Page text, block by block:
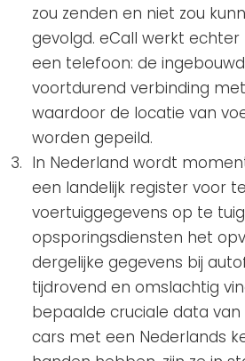
zou zenden en niet zou
gevolgd. eCall werkt
een telefoon: de
voortdurend verbinding
waardoor de locatie van
worden gepeild.
In Nederland wordt
een landelijk register voor
voertuiggegevens op te
opsporingsdiensten het
dergelijke gegevens bij
tijdrovend en omslachtig
bepaalde cruciale data
cars met een Nederlands